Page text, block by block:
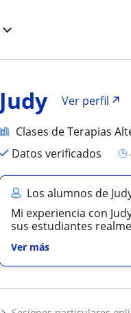
Judy Ver perfil
Clases de Terapias
Datos verificados
Los alumnos de
Mi experiencia con
sus estudiantes
Ver más